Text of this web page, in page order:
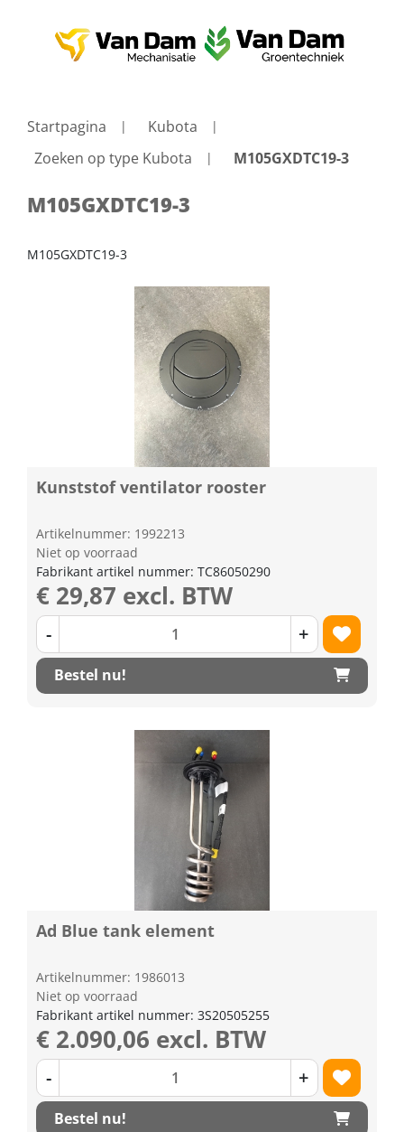
Startpagina
Kubota
Zoeken op type Kubota
M105GXDTC19-3
M105GXDTC19-3
M105GXDTC19-3
Kunststof ventilator rooster
Artikelnummer: 1992213
Niet op voorraad
Fabrikant artikel nummer: TC86050290
€ 29,87 excl. BTW
- +
Bestel nu!
Ad Blue tank element
Artikelnummer: 1986013
Niet op voorraad
Fabrikant artikel nummer: 3S20505255
€ 2.090,06 excl. BTW
- +
Bestel nu!